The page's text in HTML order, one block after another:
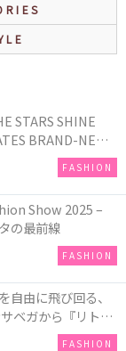
STARS SHINE
BRAND-NEW
FASHION
Show 2025 –
の最前線
FASHION
由に飛び回る、
ベガから『リトル
サリーイヤー』を
FASHION